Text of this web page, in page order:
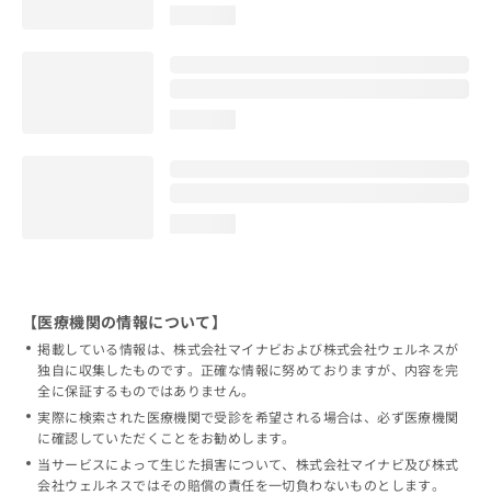
【医療機関の情報について】
掲載している情報は、株式会社マイナビおよび株式会社ウェルネスが
独自に収集したものです。正確な情報に努めておりますが、内容を完
全に保証するものではありません。
実際に検索された医療機関で受診を希望される場合は、必ず医療機関
に確認していただくことをお勧めします。
当サービスによって生じた損害について、株式会社マイナビ及び株式
会社ウェルネスではその賠償の責任を一切負わないものとします。